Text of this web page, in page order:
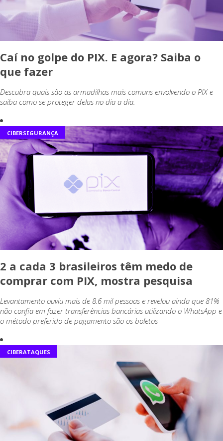
Caí no golpe do PIX. E agora? Saiba o
que fazer
Descubra quais são as armadilhas mais comuns envolvendo o PIX e
saiba como se proteger delas no dia a dia.
CIBERSEGURANÇA
2 a cada 3 brasileiros têm medo de
comprar com PIX, mostra pesquisa
Levantamento ouviu mais de 8.6 mil pessoas e revelou ainda que 81%
não confia em fazer transferências bancárias utilizando o WhatsApp e
o método preferido de pagamento são os boletos
CIBERATAQUES